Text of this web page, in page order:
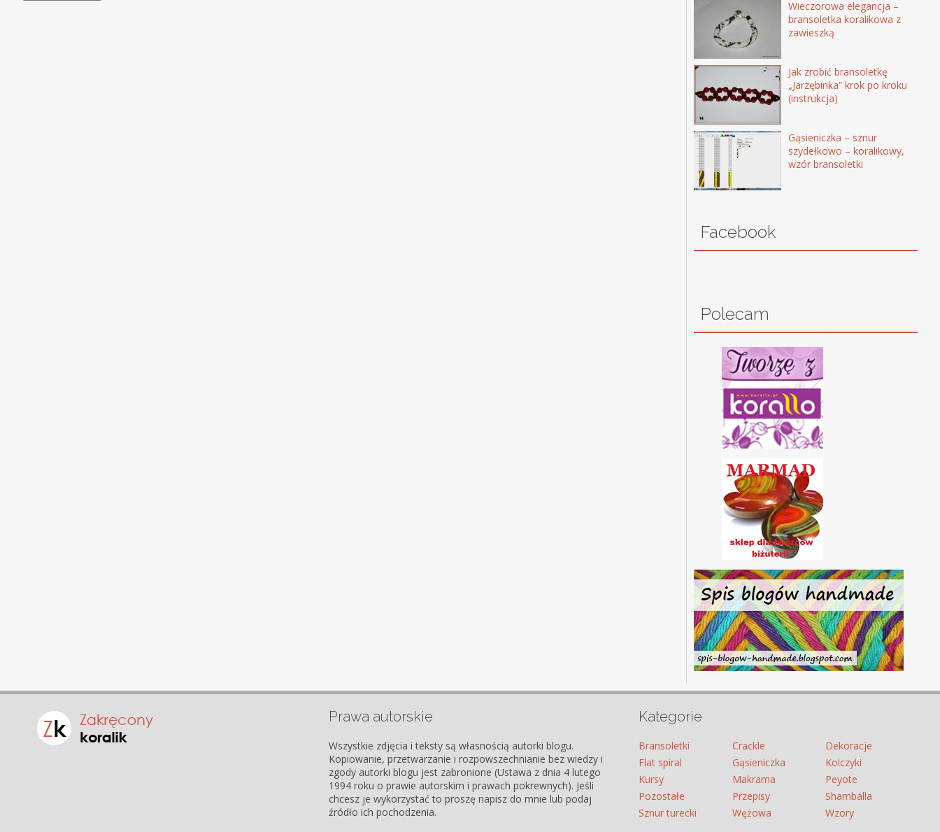
Wieczorowa elegancja –
bransoletka koralikowa z
zawieszką
Jak zrobić bransoletkę
„Jarzębinka” krok po kroku
(instrukcja)
Gąsieniczka – sznur
szydełkowo – koralikowy,
wzór bransoletki
Facebook
Polecam
Prawa autorskie
Wszystkie zdjęcia i teksty są własnością autorki blogu.
Kopiowanie, przetwarzanie i rozpowszechnianie bez wiedzy i
zgody autorki blogu jest zabronione (Ustawa z dnia 4 lutego
1994 roku o prawie autorskim i prawach pokrewnych). Jeśli
chcesz je wykorzystać to proszę napisz do mnie lub podaj
źródło ich pochodzenia.
Kategorie
Bransoletki Crackle
Dekoracje
Flat spiral
Gąsieniczka
Kolczyki
Kursy
Makrama
Peyote
Pozostałe
Przepisy
Shamballa
Sznur turecki
Wężowa Wzory